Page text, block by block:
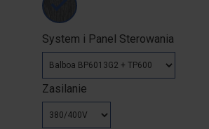
System i Panel Sterowania
Zasilanie